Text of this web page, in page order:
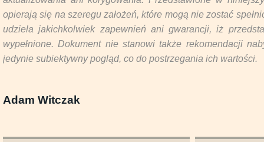
opierają się na szeregu założeń, które mogą nie zostać
udziela jakichkolwiek zapewnień ani gwarancji, iż
wypełnione. Dokument nie stanowi także rekomendacji
jedynie subiektywny pogląd, co do postrzegania ich wartości.
Adam Witczak